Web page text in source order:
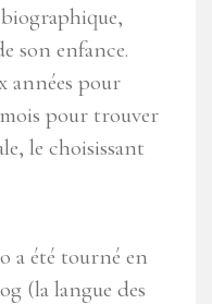
son enfance.
années pour
pour trouver
le choisissant
a été tourné en
(la langue des